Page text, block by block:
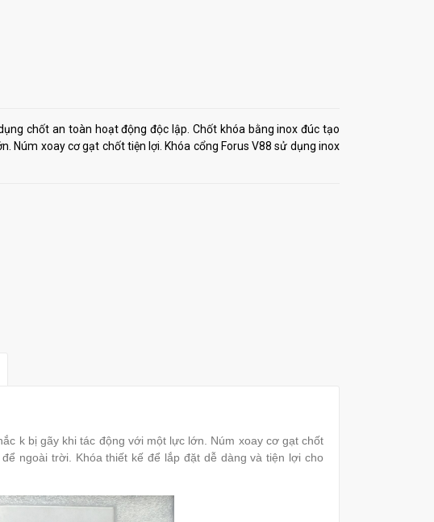
chốt an toàn hoạt động độc lập. Chốt khóa bằng inox đúc tạo
Núm xoay cơ gạt chốt tiện lợi. Khóa cổng Forus V88 sử dụng inox
k bị gãy khi tác động với một lực lớn. Núm xoay cơ gạt chốt
ngoài trời. Khóa thiết kế để lắp đặt dễ dàng và tiện lợi cho